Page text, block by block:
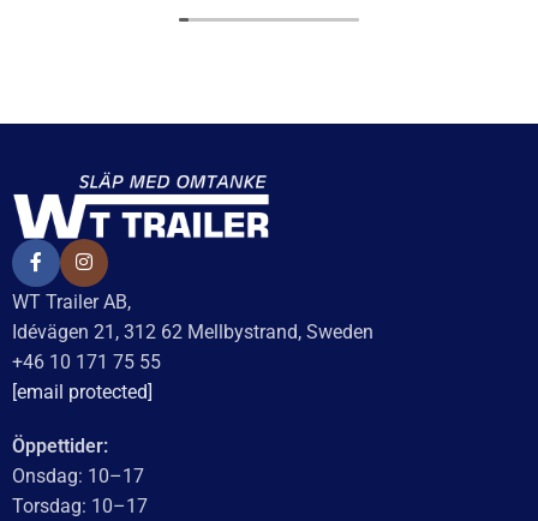
WT Trailer AB,
Idévägen 21, 312 62 Mellbystrand, Sweden
+46 10 171 75 55
[email protected]
Öppettider:
Onsdag: 10–17
Torsdag: 10–17